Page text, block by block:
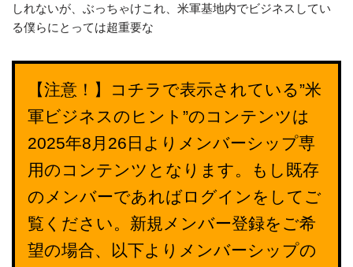
しれないが、ぶっちゃけこれ、米軍基地内でビジネスしてい
る僕らにとっては超重要な
【注意！】コチラで表示されている”米
軍ビジネスのヒント”のコンテンツは
2025年8月26日よりメンバーシップ専
用のコンテンツとなります。もし既存
のメンバーであればログインをしてご
覧ください。新規メンバー登録をご希
望の場合、以下よりメンバーシップの